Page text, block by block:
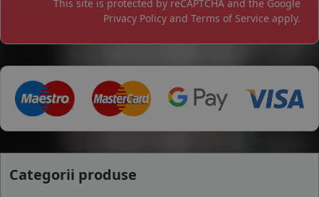
This site is protected by reCAPTCHA and the Google
Privacy Policy and Terms of Service apply.
Categorii produse